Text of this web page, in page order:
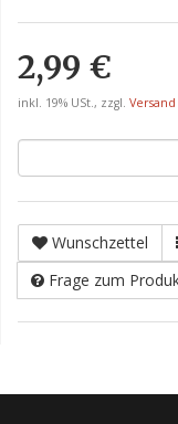
2,99 €
inkl. 19% USt., zzgl. Versand
Wunschzettel
Frage zum